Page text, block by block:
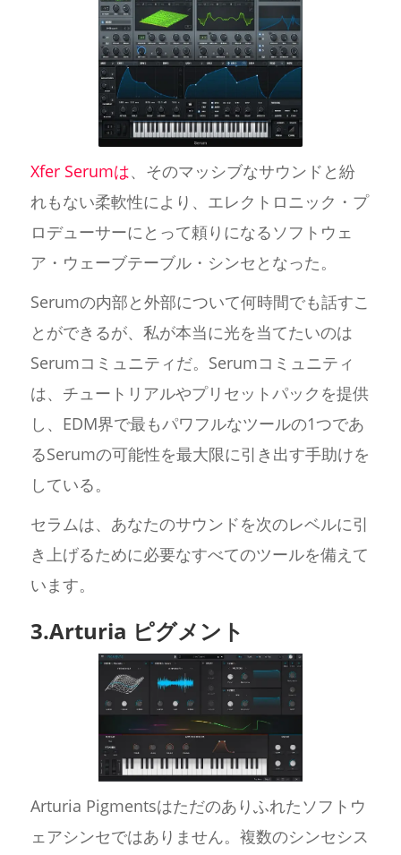
Xfer Serumは、そのマッシブなサウンドと紛
れもない柔軟性により、エレクトロニック・プ
ロデューサーにとって頼りになるソフトウェ
ア・ウェーブテーブル・シンセとなった。
Serumの内部と外部について何時間でも話すこ
とができるが、私が本当に光を当てたいのは
Serumコミュニティだ。Serumコミュニティ
は、チュートリアルやプリセットパックを提供
し、EDM界で最もパワフルなツールの1つであ
るSerumの可能性を最大限に引き出す手助けを
している。
セラムは、あなたのサウンドを次のレベルに引
き上げるために必要なすべてのツールを備えて
います。
3.Arturia ピグメント
Arturia Pigmentsはただのありふれたソフトウ
ェアシンセではありません。複数のシンセシス